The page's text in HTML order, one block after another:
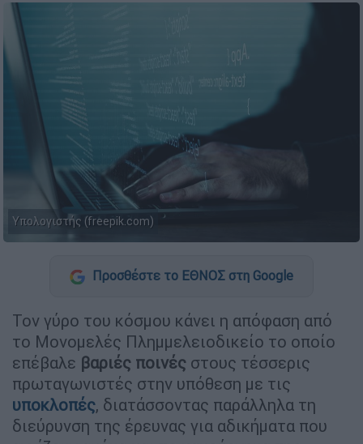
Υπολογιστής (freepik.com)
Προσθέστε το ΕΘΝΟΣ στη Google
Τον γύρο του κόσμου κάνει η απόφαση από
το Μονομελές Πλημμελειοδικείο το οποίο
επέβαλε βαριές ποινές στους τέσσερις
πρωταγωνιστές στην υπόθεση με τις
υποκλοπές, διατάσσοντας παράλληλα τη
διεύρυνση της έρευνας για αδικήματα που